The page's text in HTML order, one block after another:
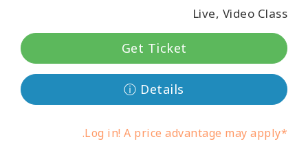
Live, Video Class
Get Ticket
ⓘ Details
*Log in! A price advantage may apply.